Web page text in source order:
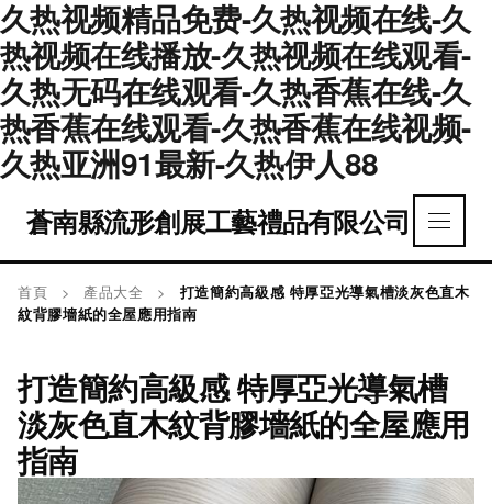
久热视频精品免费-久热视频在线-久
热视频在线播放-久热视频在线观看-
久热无码在线观看-久热香蕉在线-久
热香蕉在线观看-久热香蕉在线视频-
久热亚洲91最新-久热伊人88
蒼南縣流形創展工藝禮品有限公司
首頁 > 產品大全 >
打造簡約高級感 特厚亞光導氣槽淡灰色直木
紋背膠墻紙的全屋應用指南
打造簡約高級感 特厚亞光導氣槽
淡灰色直木紋背膠墻紙的全屋應用
指南